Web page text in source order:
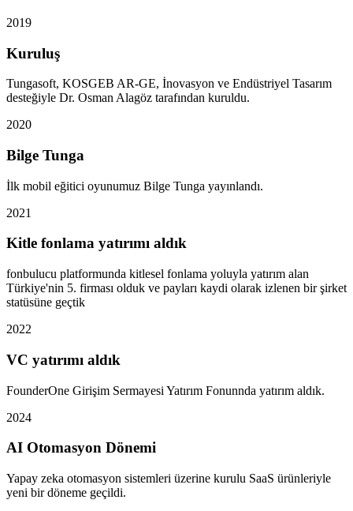
2019
Kuruluş
Tungasoft, KOSGEB AR-GE, İnovasyon ve Endüstriyel Tasarım
desteğiyle Dr. Osman Alagöz tarafından kuruldu.
2020
Bilge Tunga
İlk mobil eğitici oyunumuz Bilge Tunga yayınlandı.
2021
Kitle fonlama yatırımı aldık
fonbulucu platformunda kitlesel fonlama yoluyla yatırım alan
Türkiye'nin 5. firması olduk ve payları kaydi olarak izlenen bir şirket
statüsüne geçtik
2022
VC yatırımı aldık
FounderOne Girişim Sermayesi Yatırım Fonunnda yatırım aldık.
2024
AI Otomasyon Dönemi
Yapay zeka otomasyon sistemleri üzerine kurulu SaaS ürünleriyle
yeni bir döneme geçildi.